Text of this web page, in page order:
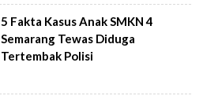
5 Fakta Kasus Anak SMKN 4
Semarang Tewas Diduga
Tertembak Polisi